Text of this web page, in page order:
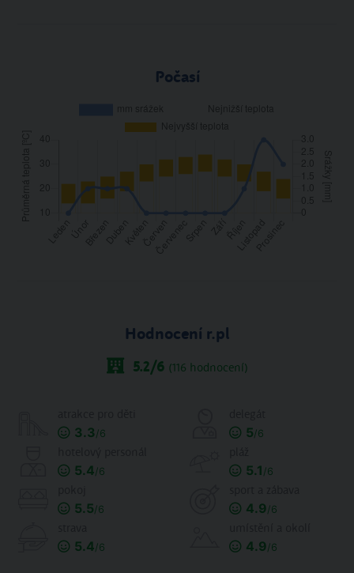
Počasí
Hodnocení r.pl
5.2/6 (116 hodnocení)
3.3/6 5/6
5.4/6 5.1 /6
5.5/6 4.9/6
5.4/6 4.9/6